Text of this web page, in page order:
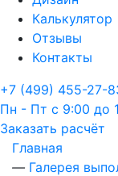
Калькулятор
Отзывы
Контакты
+7 (499) 455-27-
Пн - Пт с 9:00 до
Заказать расчёт
Главная
— Галерея